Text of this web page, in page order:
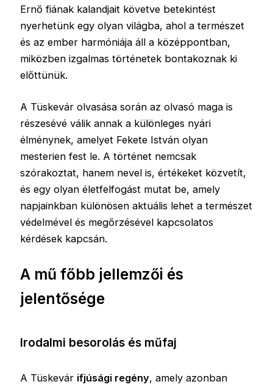
Ernő fiának kalandjait követve betekintést
nyerhetünk egy olyan világba, ahol a természet
és az ember harmóniája áll a középpontban,
miközben izgalmas történetek bontakoznak ki
előttünük.
A Tüskevár olvasása során az olvasó maga is
részesévé válik annak a különleges nyári
élménynek, amelyet Fekete István olyan
mesterien fest le. A történet nemcsak
szórakoztat, hanem nevel is, értékeket közvetít,
és egy olyan életfelfogást mutat be, amely
napjainkban különösen aktuális lehet a természet
védelmével és megőrzésével kapcsolatos
kérdések kapcsán.
A mű főbb jellemzői és
jelentősége
Irodalmi besorolás és műfaj
A Tüskevár ifjúsági regény, amely azonban